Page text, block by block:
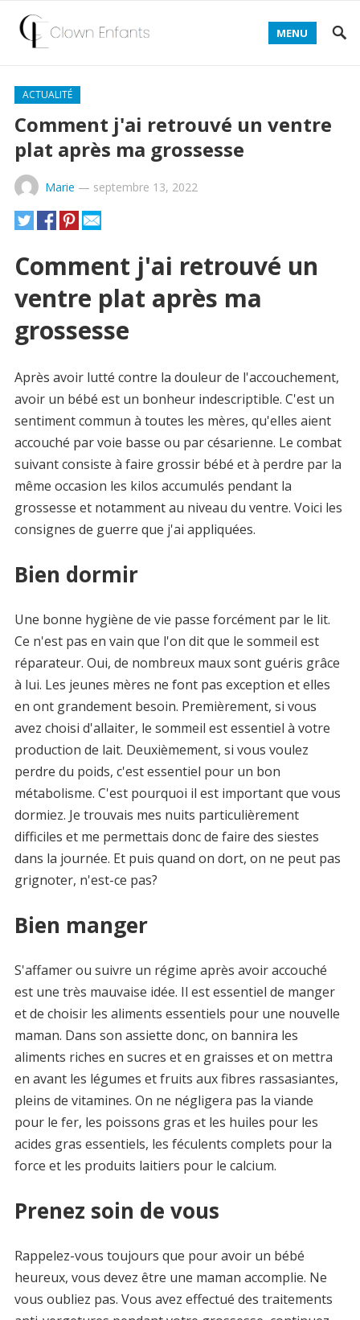
MENU
ACTUALITÉ
Comment j'ai retrouvé un ventre
plat après ma grossesse
Marie — septembre 13, 2022
Comment j'ai retrouvé un
ventre plat après ma
grossesse
Après avoir lutté contre la douleur de l'accouchement,
avoir un bébé est un bonheur indescriptible. C'est un
sentiment commun à toutes les mères, qu'elles aient
accouché par voie basse ou par césarienne. Le combat
suivant consiste à faire grossir bébé et à perdre par la
même occasion les kilos accumulés pendant la
grossesse et notamment au niveau du ventre. Voici les
consignes de guerre que j'ai appliquées.
Bien dormir
Une bonne hygiène de vie passe forcément par le lit.
Ce n'est pas en vain que l'on dit que le sommeil est
réparateur. Oui, de nombreux maux sont guéris grâce
à lui. Les jeunes mères ne font pas exception et elles
en ont grandement besoin. Premièrement, si vous
avez choisi d'allaiter, le sommeil est essentiel à votre
production de lait. Deuxièmement, si vous voulez
perdre du poids, c'est essentiel pour un bon
métabolisme. C'est pourquoi il est important que vous
dormiez. Je trouvais mes nuits particulièrement
difficiles et me permettais donc de faire des siestes
dans la journée. Et puis quand on dort, on ne peut pas
grignoter, n'est-ce pas?
Bien manger
S'affamer ou suivre un régime après avoir accouché
est une très mauvaise idée. Il est essentiel de manger
et de choisir les aliments essentiels pour une nouvelle
maman. Dans son assiette donc, on bannira les
aliments riches en sucres et en graisses et on mettra
en avant les légumes et fruits aux fibres rassasiantes,
pleins de vitamines. On ne négligera pas la viande
pour le fer, les poissons gras et les huiles pour les
acides gras essentiels, les féculents complets pour la
force et les produits laitiers pour le calcium.
Prenez soin de vous
Rappelez-vous toujours que pour avoir un bébé
heureux, vous devez être une maman accomplie. Ne
vous oubliez pas. Vous avez effectué des traitements